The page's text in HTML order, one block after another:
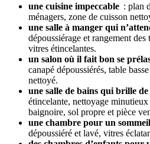
une cuisine impeccable : plan
ménagers, zone de cuisson
une salle à manger qui
dépoussiérage et rangement
vitres étincelantes.
un salon où il fait bon se
canapé dépoussiérés, table
nettoyé.
une salle de bains qui brille
étincelante, nettoyage
baignoire, sol propre et pièce
une chambre pour un
dépoussiéré et lavé, vitres